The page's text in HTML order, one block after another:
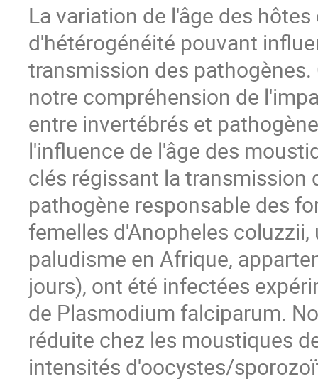
La variation de l'âge des
d'hétérogénéité pouvant
transmission des
notre compréhension de
entre invertébrés et
l'influence de l'âge des
clés régissant la
pathogène responsable des
femelles d'Anopheles
paludisme en Afrique,
jours), ont été infectées
de Plasmodium falciparum.
réduite chez les moustiques
intensités d'oocystes/